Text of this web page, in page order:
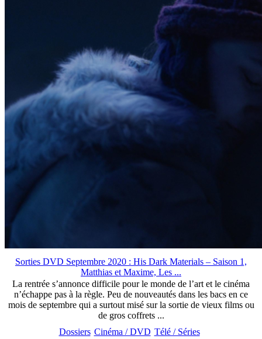
Sorties DVD Septembre 2020 : His Dark Materials – Saison 1,
Matthias et Maxime, Les ...
La rentrée s’annonce difficile pour le monde de l’art et le cinéma
n’échappe pas à la règle. Peu de nouveautés dans les bacs en ce
mois de septembre qui a surtout misé sur la sortie de vieux films ou
de gros coffrets ...
Dossiers Cinéma / DVD Télé / Séries